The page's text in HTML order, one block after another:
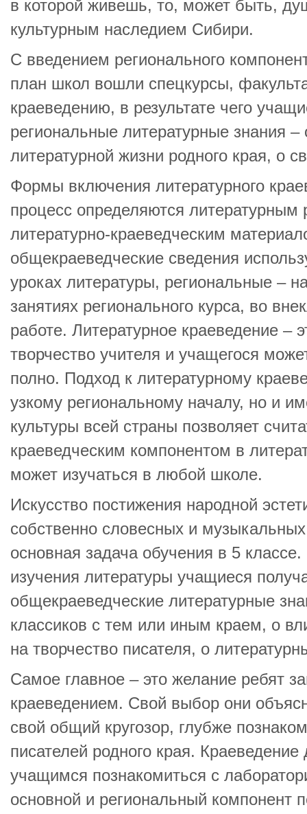
в которой живешь, то, может быть,
культурным наследием Сибири.
С введением регионального
план школ вошли спецкурсы,
краеведению, в результате чего
региональные литературные знания
литературной жизни родного края, о
Формы включения литературного
процесс определяются литературным
литературно-краеведческим
общекраеведческие сведения
уроках литературы, региональные –
занятиях регионального курса, во
работе. Литературное краеведение –
творчество учителя и учащегося
полно. Подход к литературному
узкому региональному началу, но и
культуры всей страны позволяет
краеведческим компонентом в
может изучаться в любой школе.
Искусство постижения народной
собственно словесных и
основная задача обучения в 5
изучения литературы учащиеся
общекраеведческие литературные
классиков с тем или иным краем, о
на творчество писателя, о
Самое главное – это желание ребят
краеведением. Свой выбор они
свой общий кругозор, глубже
писателей родного края.
учащимся познакомиться с
основной и региональный компонент